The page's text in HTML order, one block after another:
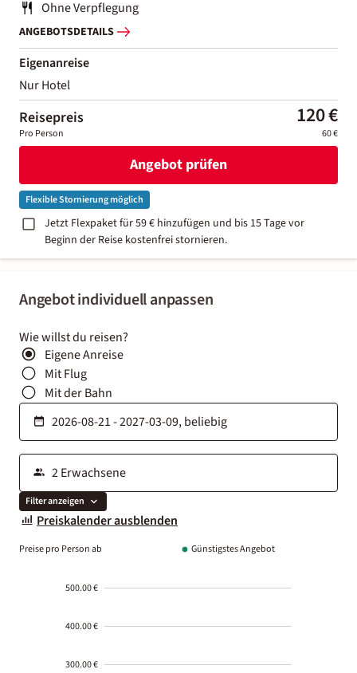
Angebot individuell anpassen
Wie willst du reisen?
Eigene Anreise
Mit Flug
Mit der Bahn
Filter anzeigen
Preiskalender ausblenden
Preise pro Person ab Günstigstes Angebot
500.00 €
400.00 €
300.00 €
Ohne Verpflegung
ANGEBOTSDETAILS
Eigenanreise
Nur Hotel
Reisepreis 120 €
Pro Person 60 €
Angebot prüfen
Flexible Stornierung möglich
Jetzt Flexpaket für 59 € hinzufügen und bis 15 Tage vor
Beginn der Reise kostenfrei stornieren.